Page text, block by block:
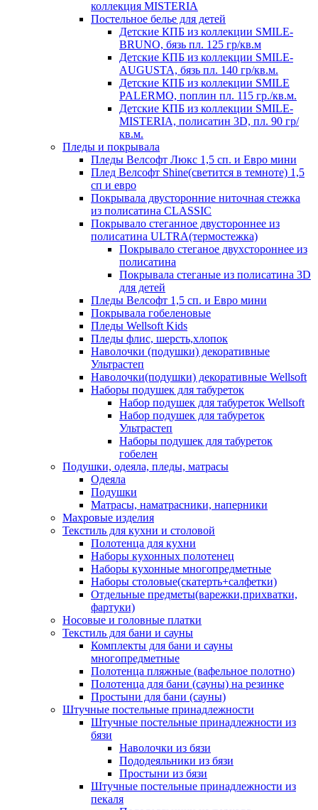
коллекция MISTERIA
Постельное белье для детей
Детские КПБ из коллекции SMILE-
BRUNO, бязь пл. 125 гр/кв.м
Детские КПБ из коллекции SMILE-
AUGUSTA, бязь пл. 140 гр/кв.м.
Детские КПБ из коллекции SMILE
PALERMO, поплин пл. 115 гр./кв.м.
Детские КПБ из коллекции SMILE-
MISTERIA, полисатин 3D, пл. 90 гр/
кв.м.
Пледы и покрывала
Пледы Велсофт Люкс 1,5 сп. и Евро мини
Плед Велсофт Shine(светится в темноте) 1,5
сп и евро
Покрывала двусторонние ниточная стежка
из полисатина CLASSIC
Покрывало стеганное двустороннее из
полисатина ULTRA(термостежка)
Покрывало стеганое двухстороннее из
полисатина
Покрывала стеганые из полисатина 3D
для детей
Пледы Велсофт 1,5 сп. и Евро мини
Покрывала гобеленовые
Пледы Wellsoft Kids
Пледы флис, шерсть,хлопок
Наволочки (подушки) декоративные
Ультрастеп
Наволочки(подушки) декоративные Wellsoft
Наборы подушек для табуреток
Набор подушек для табуреток Wellsoft
Набор подушек для табуреток
Ультрастеп
Наборы подушек для табуреток
гобелен
Подушки, одеяла, пледы, матрасы
Одеяла
Подушки
Матрасы, наматрасники, наперники
Махровые изделия
Текстиль для кухни и столовой
Полотенца для кухни
Наборы кухонных полотенец
Наборы кухонные многопредметные
Наборы столовые(скатерть+салфетки)
Отдельные предметы(варежки,прихватки,
фартуки)
Носовые и головные платки
Текстиль для бани и сауны
Комплекты для бани и сауны
многопредметные
Полотенца пляжные (вафельное полотно)
Полотенца для бани (сауны) на резинке
Простыни для бани (сауны)
Штучные постельные принадлежности
Штучные постельные принадлежности из
бязи
Наволочки из бязи
Пододеяльники из бязи
Простыни из бязи
Штучные постельные принадлежности из
пекаля